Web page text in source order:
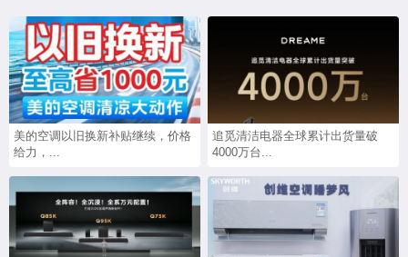
美的空调以旧换新补贴继续，价格
给力，...
追觅清洁电器全球累计出货量破
4000万台...